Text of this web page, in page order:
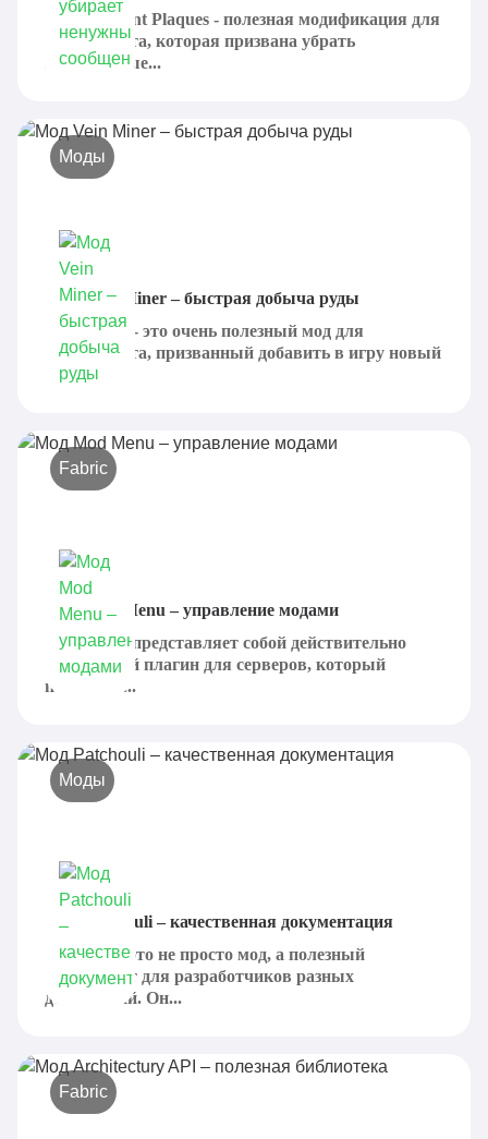
Advancement Plaques - полезная модификация для
Майнкрафта, которая призвана убрать
надоедливые...
Моды
Мод Vein Miner – быстрая добыча руды
Vein Miner - это очень полезный мод для
Майнкрафта, призванный добавить в игру новый
вариант...
Fabric
Мод Mod Menu – управление модами
Mod Menu представляет собой действительно
интересный плагин для серверов, который
позволяет...
Моды
Мод Patchouli – качественная документация
Patchouli - это не просто мод, а полезный
инструмент для разработчиков разных
дополнений. Он...
Fabric